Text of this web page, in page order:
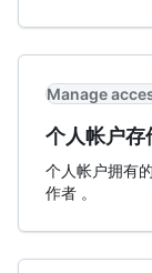
Manage
个人帐户存
个人帐户拥有
作者 。